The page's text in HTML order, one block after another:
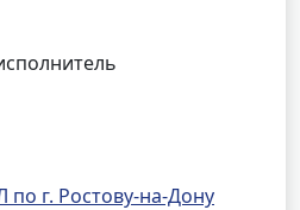
г. Ростову-на-Дону